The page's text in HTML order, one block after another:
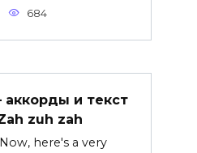
684
аккорды и текст
zuh zah
here's a very